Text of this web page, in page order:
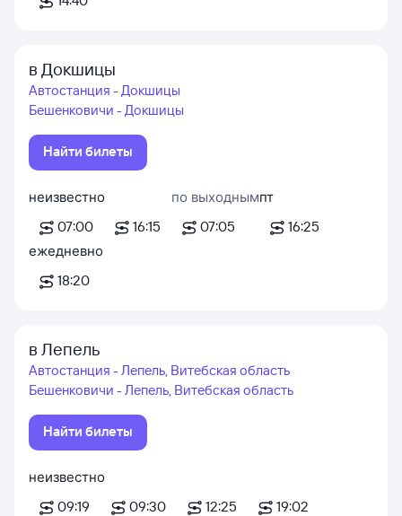
в Докшицы
Автостанция - Докшицы
Бешенковичи - Докшицы
Найти билеты
неизвестно
07:00
16:15
по выходным
07:05
пт
16:25
ежедневно
18:20
в Лепель
Автостанция - Лепель, Витебская область
Бешенковичи - Лепель, Витебская область
Найти билеты
неизвестно
09:19
09:30 12:25
19:02